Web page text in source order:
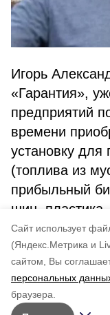
Cайт использует
(Яндекс.Метрика и
сайтом, Вы
персональных
браузера.
Игорь
«Гарантия»,
предприятий
времени
установку
(топлива из
прибыльный
шин, пластика,
Авторы: admin
по
5